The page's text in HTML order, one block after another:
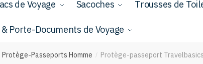
de Voyage Sacoches Trousses de
Porte-Documents de Voyage
Protège-Passeports Homme / Protège-passeport